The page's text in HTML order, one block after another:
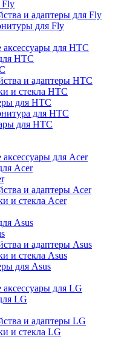
Fly
и адаптеры для Fly
для Fly
для HTC
HTC
и адаптеры HTC
и стекла HTC
для HTC
для HTC
для HTC
для Acer
Acer
и адаптеры Acer
и стекла Acer
Asus
и адаптеры Asus
и стекла Asus
для Asus
для LG
LG
и адаптеры LG
и стекла LG